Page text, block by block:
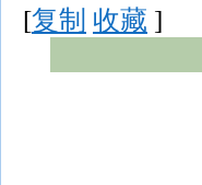
[复制 收藏 ]